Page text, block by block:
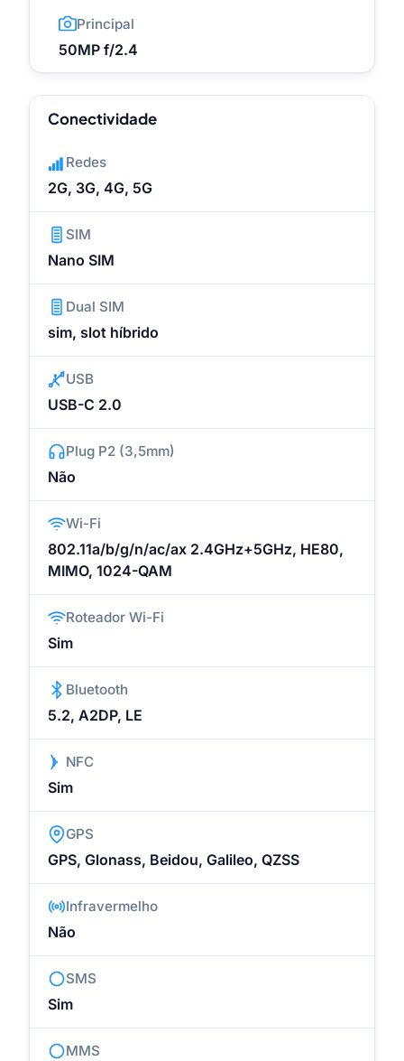
Principal
50MP f/2.4
Conectividade
Redes
2G, 3G, 4G, 5G
SIM
Nano SIM
Dual SIM
sim, slot híbrido
USB
USB-C 2.0
Plug P2 (3,5mm)
Não
Wi-Fi
802.11a/b/g/n/ac/ax 2.4GHz+5GHz, HE80,
MIMO, 1024-QAM
Roteador Wi-Fi
Sim
Bluetooth
5.2, A2DP, LE
NFC
Sim
GPS
GPS, Glonass, Beidou, Galileo, QZSS
Infravermelho
Não
SMS
Sim
MMS